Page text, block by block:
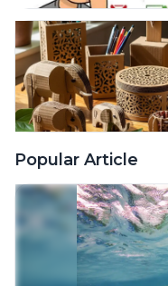
Popular Article